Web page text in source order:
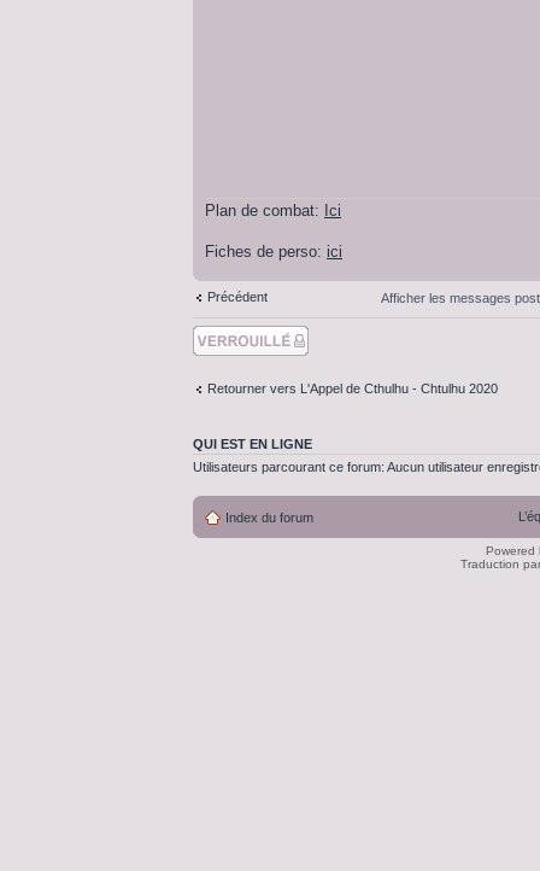
Plan de combat: Ici
Fiches de perso: ici
Précédent Afficher les messages
Sujet verouillé
Retourner vers L'Appel de Cthulhu - Chtulhu 2020
QUI EST EN LIGNE
Utilisateurs parcourant ce forum: Aucun utilisateur
Index du forum
Powered
Traduction